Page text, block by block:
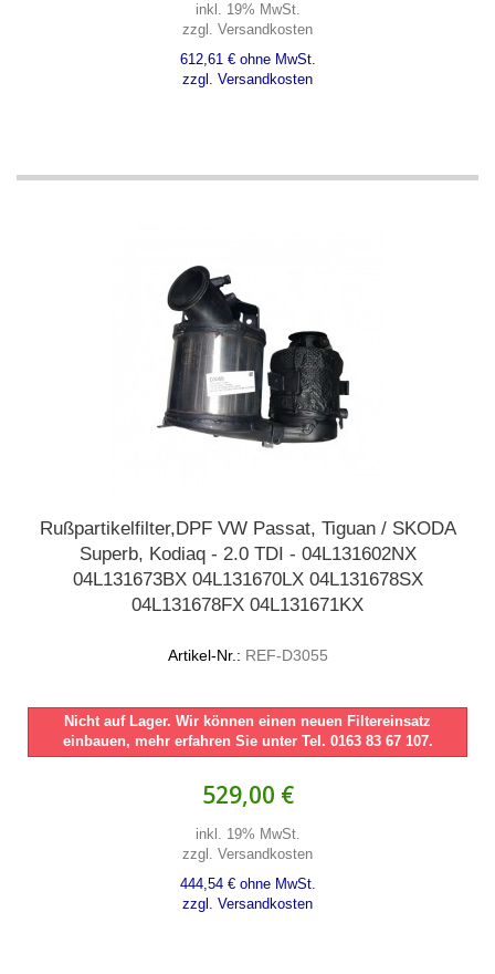
inkl. 19% MwSt.
zzgl. Versandkosten
612,61 € ohne MwSt.
zzgl. Versandkosten
Rußpartikelfilter,DPF VW Passat, Tiguan / SKODA
Superb, Kodiaq - 2.0 TDI - 04L131602NX
04L131673BX 04L131670LX 04L131678SX
04L131678FX 04L131671KX
Artikel-Nr.: REF-D3055
Nicht auf Lager. Wir können einen neuen Filtereinsatz
einbauen, mehr erfahren Sie unter Tel. 0163 83 67 107.
529,00 €
inkl. 19% MwSt.
zzgl. Versandkosten
444,54 € ohne MwSt.
zzgl. Versandkosten